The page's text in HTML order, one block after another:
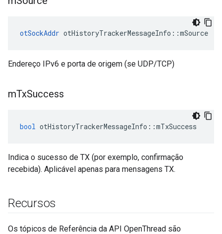
otSockAddr otHistoryTrackerMessageInfo ::mSource
Endereço IPv6 e porta de origem (se UDP/TCP)
mTxSuccess
bool otHistoryTrackerMessageInfo ::mTxSuccess
Indica o sucesso de TX (por exemplo, confirmação
recebida). Aplicável apenas para mensagens TX.
Recursos
Os tópicos de Referência da API OpenThread são